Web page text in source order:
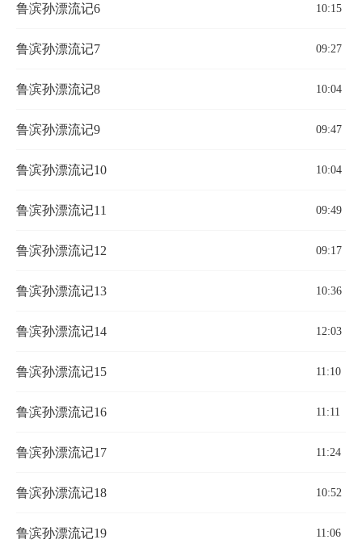
鲁滨孙漂流记6 10:15
鲁滨孙漂流记7 09:27
鲁滨孙漂流记8 10:04
鲁滨孙漂流记9 09:47
鲁滨孙漂流记10 10:04
鲁滨孙漂流记11 09:49
鲁滨孙漂流记12 09:17
鲁滨孙漂流记13 10:36
鲁滨孙漂流记14 12:03
鲁滨孙漂流记15 11:10
鲁滨孙漂流记16 11:11
鲁滨孙漂流记17 11:24
鲁滨孙漂流记18 10:52
鲁滨孙漂流记19 11:06